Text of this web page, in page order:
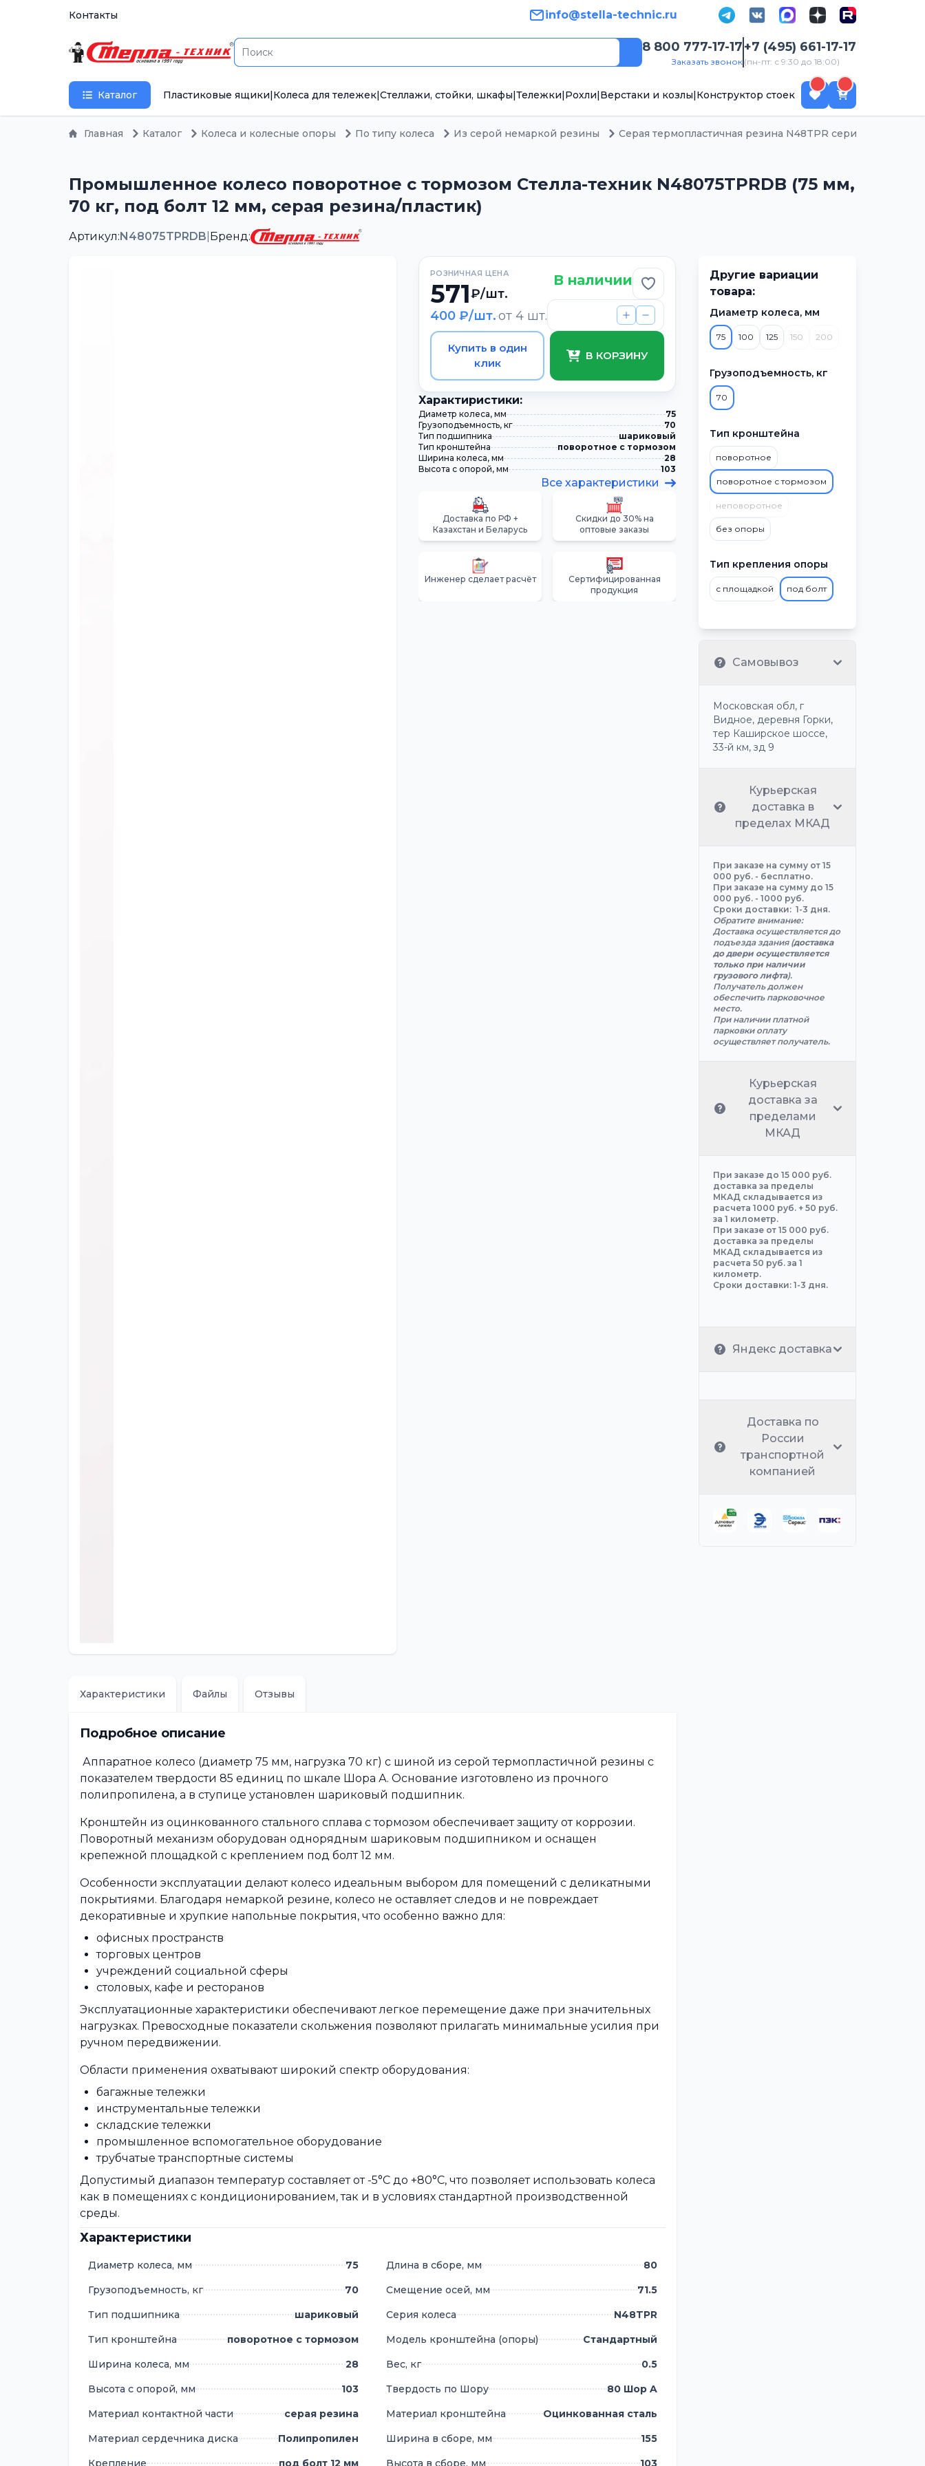
Контакты info@stella-technic.ru
8 800 777-17-17
Заказать звонок
+7 (495) 661-17-17
(пн-пт: с 9:30 до 18:00)
Каталог Пластиковые ящики|Колеса для тележек|Стеллажи, стойки, шкафы|Тележки|Рохли|Верстаки и козлы|Конструктор стоек
Главная Каталог Колеса и колесные опоры По типу колеса Из серой немаркой резины Серая термопластичная резина N48TPR серия (Китай)
Промышленное колесо поворотное с тормозом Стелла-техник N48075TPRDB (75 мм,
70 кг, под болт 12 мм, серая резина/пластик)
Артикул:N48075TPRDB Бренд:
РОЗНИЧНАЯ ЦЕНА
571₽/шт.
400 ₽/шт.от 4 шт.
В наличии Добавить в избранное
Купить в один
клик
В КОРЗИНУ
Xарактиристики:
Диаметр колеса, мм
75
Грузоподъемность, кг
70
Тип подшипника
шариковый
Тип кронштейна
поворотное с тормозом
Ширина колеса, мм
28
Высота с опорой, мм
103
Все характеристики
Доставка по РФ +
Казахстан и Беларусь
Скидки до 30% на
оптовые заказы
Инженер сделает расчёт
Сертифицированная
продукция
Характеристики Файлы Отзывы
Подробное описание
Аппаратное колесо (диаметр 75 мм, нагрузка 70 кг) с шиной из серой термопластичной резины с
показателем твердости 85 единиц по шкале Шора А. Основание изготовлено из прочного
полипропилена, а в ступице установлен шариковый подшипник.
Кронштейн из оцинкованного стального сплава с тормозом обеспечивает защиту от коррозии.
Поворотный механизм оборудован однорядным шариковым подшипником и оснащен
крепежной площадкой с креплением под болт 12 мм.
Особенности эксплуатации делают колесо идеальным выбором для помещений с деликатными
покрытиями. Благодаря немаркой резине, колесо не оставляет следов и не повреждает
декоративные и хрупкие напольные покрытия, что особенно важно для:
офисных пространств
торговых центров
учреждений социальной сферы
столовых, кафе и ресторанов
Эксплуатационные характеристики обеспечивают легкое перемещение даже при значительных
нагрузках. Превосходные показатели скольжения позволяют прилагать минимальные усилия при
ручном передвижении.
Области применения охватывают широкий спектр оборудования:
багажные тележки
инструментальные тележки
складские тележки
промышленное вспомогательное оборудование
трубчатые транспортные системы
Допустимый диапазон температур составляет от -5°C до +80°C, что позволяет использовать колеса
как в помещениях с кондиционированием, так и в условиях стандартной производственной
среды.
Характеристики
Диаметр колеса, мм
75
Грузоподъемность, кг
70
Тип подшипника
шариковый
Тип кронштейна
поворотное с тормозом
Ширина колеса, мм
28
Высота с опорой, мм
103
Материал контактной части
серая резина
Материал сердечника диска
Полипропилен
Крепление
под болт 12 мм
Длина в сборе, мм
80
Смещение осей, мм
71.5
Серия колеса
N48TPR
Модель кронштейна (опоры)
Стандартный
Вес, кг
0.5
Твердость по Шору
80 Шор A
Материал кронштейна
Оцинкованная сталь
Ширина в сборе, мм
155
Высота в сборе, мм
103
Другие вариации
товара:
Диаметр колеса, мм
75 100 125 150 200
Грузоподъемность, кг
70
Тип кронштейна
поворотное
поворотное с тормозом
неповоротное
без опоры
Тип крепления опоры
с площадкой под болт
Самовывоз
Московская обл, г
Видное, деревня Горки,
тер Каширское шоссе,
33-й км, зд 9
Курьерская
доставка в
пределах МКАД
При заказе на сумму от 15
000 руб. - бесплатно.
При заказе на сумму до 15
000 руб. - 1000 руб.
Сроки доставки: 1-3 дня.
Обратите внимание:
Доставка осуществляется до
подъезда здания (доставка
до двери осуществляется
только при наличии
грузового лифта).
Получатель должен
обеспечить парковочное
место.
При наличии платной
парковки оплату
осуществляет получатель.
Курьерская
доставка за
пределами
МКАД
При заказе до 15 000 руб.
доставка за пределы
МКАД складывается из
расчета 1000 руб. + 50 руб.
за 1 километр.
При заказе от 15 000 руб.
доставка за пределы
МКАД складывается из
расчета 50 руб. за 1
километр.
Сроки доставки: 1-3 дня.
Яндекс доставка
Доставка по
России
транспортной
компанией